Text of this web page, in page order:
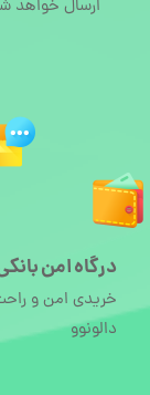
ارسال خواهد
درگاه امن
خریدی امن و
دالونوو